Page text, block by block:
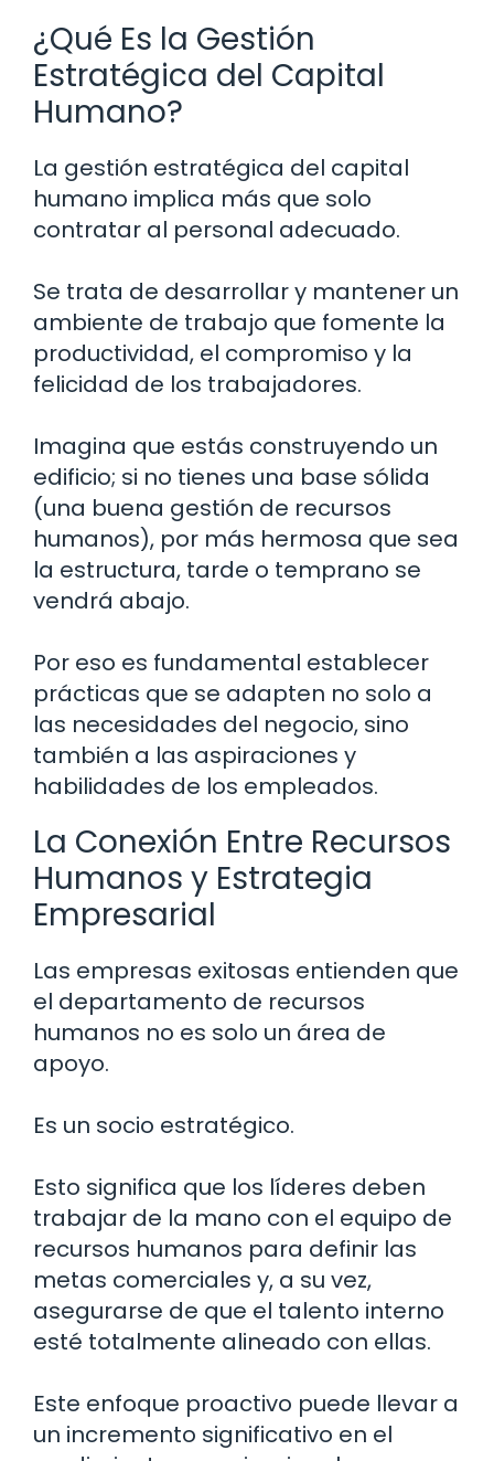
¿Qué Es la Gestión
Estratégica del Capital
Humano?
La gestión estratégica del capital
humano implica más que solo
contratar al personal adecuado.
Se trata de desarrollar y mantener un
ambiente de trabajo que fomente la
productividad, el compromiso y la
felicidad de los trabajadores.
Imagina que estás construyendo un
edificio; si no tienes una base sólida
(una buena gestión de recursos
humanos), por más hermosa que sea
la estructura, tarde o temprano se
vendrá abajo.
Por eso es fundamental establecer
prácticas que se adapten no solo a
las necesidades del negocio, sino
también a las aspiraciones y
habilidades de los empleados.
La Conexión Entre Recursos
Humanos y Estrategia
Empresarial
Las empresas exitosas entienden que
el departamento de recursos
humanos no es solo un área de
apoyo.
Es un socio estratégico.
Esto significa que los líderes deben
trabajar de la mano con el equipo de
recursos humanos para definir las
metas comerciales y, a su vez,
asegurarse de que el talento interno
esté totalmente alineado con ellas.
Este enfoque proactivo puede llevar a
un incremento significativo en el